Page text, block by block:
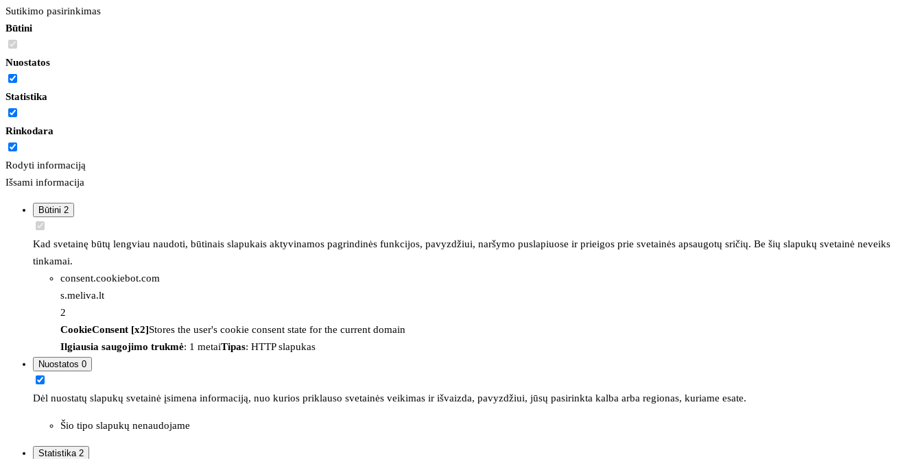
Sutikimo pasirinkimas
Būtini
Nuostatos
Statistika
Rinkodara
Rodyti informaciją
Išsami informacija
Būtini 2
Kad svetainę būtų lengviau naudoti, būtinais slapukais aktyvinamos pagrindinės funkcijos, pavyzdžiui, naršymo puslapiuose ir prieigos prie svetainės apsaugotų sričių. Be šių slapukų svetainė neveiks
tinkamai.
consent.cookiebot.com
s.meliva.lt
2
CookieConsent [x2]Stores the user's cookie consent state for the current domain
Ilgiausia saugojimo trukmė: 1 metaiTipas: HTTP slapukas
Nuostatos 0
Dėl nuostatų slapukų svetainė įsimena informaciją, nuo kurios priklauso svetainės veikimas ir išvaizda, pavyzdžiui, jūsų pasirinkta kalba arba regionas, kuriame esate.
Šio tipo slapukų nenaudojame
Statistika 2